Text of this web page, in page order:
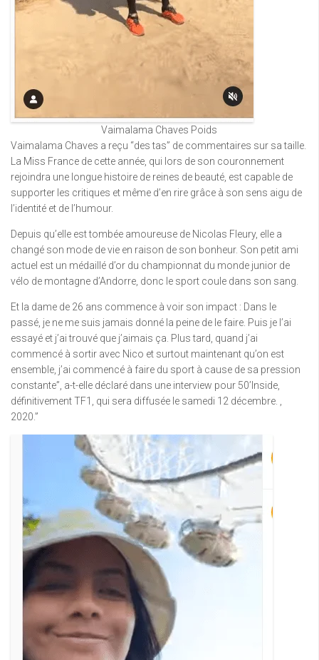
Vaimalama Chaves Poids
Vaimalama Chaves a reçu “des tas” de commentaires sur sa taille.
La Miss France de cette année, qui lors de son couronnement
rejoindra une longue histoire de reines de beauté, est capable de
supporter les critiques et même d’en rire grâce à son sens aigu de
l’identité et de l’humour.
Depuis qu’elle est tombée amoureuse de Nicolas Fleury, elle a
changé son mode de vie en raison de son bonheur. Son petit ami
actuel est un médaillé d’or du championnat du monde junior de
vélo de montagne d’Andorre, donc le sport coule dans son sang.
Et la dame de 26 ans commence à voir son impact : Dans le
passé, je ne me suis jamais donné la peine de le faire. Puis je l’ai
essayé et j’ai trouvé que j’aimais ça. Plus tard, quand j’ai
commencé à sortir avec Nico et surtout maintenant qu’on est
ensemble, j’ai commencé à faire du sport à cause de sa pression
constante”, a-t-elle déclaré dans une interview pour 50’Inside,
définitivement TF1, qui sera diffusée le samedi 12 décembre. ,
2020.”